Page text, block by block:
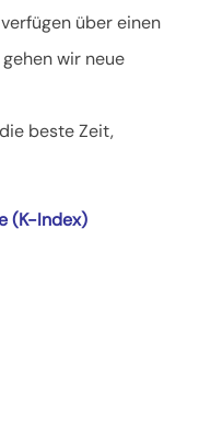
über einen
wir neue
beste Zeit,
(K-Index)